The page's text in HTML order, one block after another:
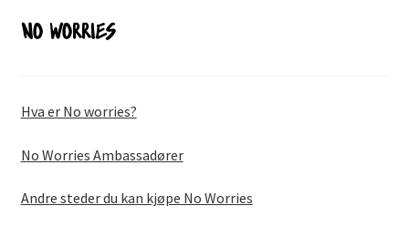
NO WORRIES
Hva er No worries?
No Worries Ambassadører
Andre steder du kan kjøpe No Worries